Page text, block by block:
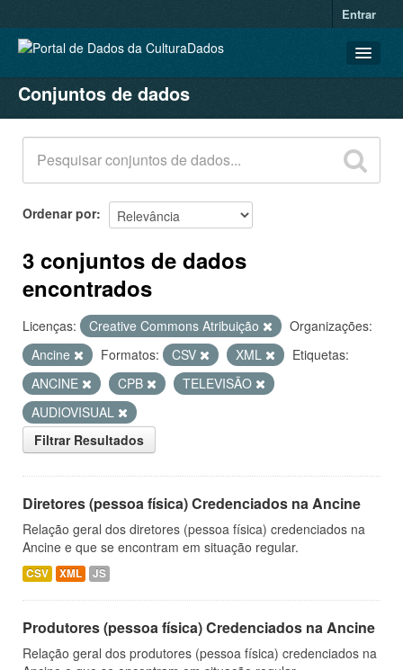
Entrar
CONJUNTOS DE DADOS
ORGANIZAÇÕES
GRUPOS
SOBRE
Conjuntos de dados
Ordenar por
3 conjuntos de dados
encontrados
Licenças: Creative Commons Atribuição
Organizações:
Ancine
Formatos: CSV XML
Etiquetas:
ANCINE
CPB
TELEVISÃO
AUDIOVISUAL
Filtrar Resultados
Diretores (pessoa física) Credenciados na Ancine
Relação geral dos diretores (pessoa física) credenciados na
Ancine e que se encontram em situação regular.
CSV XML JS
Produtores (pessoa física) Credenciados na Ancine
Relação geral dos produtores (pessoa física) credenciados na